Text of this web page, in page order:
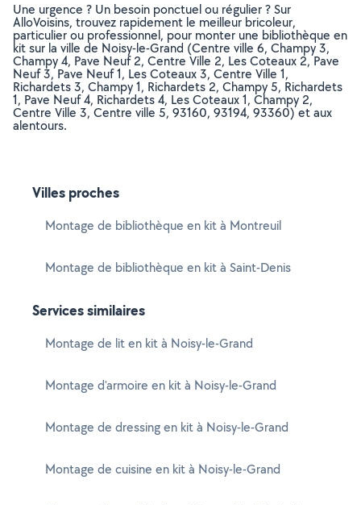
Une urgence ? Un besoin ponctuel ou régulier ? Sur
AlloVoisins, trouvez rapidement le meilleur bricoleur,
particulier ou professionnel, pour monter une bibliothèque en
kit sur la ville de Noisy-le-Grand (Centre ville 6, Champy 3,
Champy 4, Pave Neuf 2, Centre Ville 2, Les Coteaux 2, Pave
Neuf 3, Pave Neuf 1, Les Coteaux 3, Centre Ville 1,
Richardets 3, Champy 1, Richardets 2, Champy 5, Richardets
1, Pave Neuf 4, Richardets 4, Les Coteaux 1, Champy 2,
Centre Ville 3, Centre ville 5, 93160, 93194, 93360) et aux
alentours.
Villes proches
Montage de bibliothèque en kit à Montreuil
Montage de bibliothèque en kit à Saint-Denis
Services similaires
Montage de lit en kit à Noisy-le-Grand
Montage d'armoire en kit à Noisy-le-Grand
Montage de dressing en kit à Noisy-le-Grand
Montage de cuisine en kit à Noisy-le-Grand